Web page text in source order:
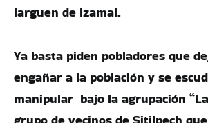
larguen de Izamal.
Ya basta piden pobladores que
engañar a la población y se
manipular bajo la agrupación